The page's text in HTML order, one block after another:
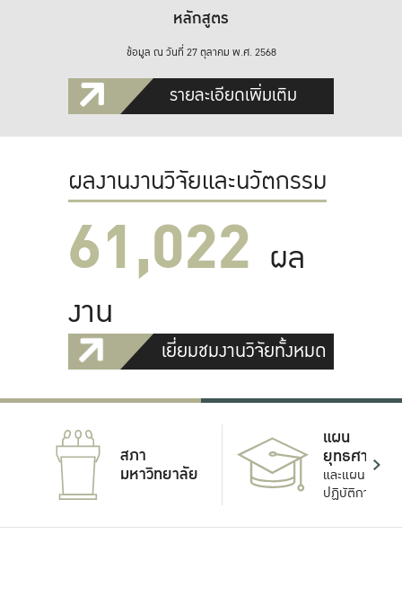
หลักสูตร
ข้อมูล ณ วันที่ 27 ตุลาคม พ.ศ. 2568
รายละเอียดเพิ่มเติม
ผลงานงานวิจัยและนวัตกรรม
61,022 ผล
งาน
เยี่ยมชมงานวิจัยทั้งหมด
สภา
มหาวิทยาลัย
แผน
ยุทธศาสตร์
และแผน
ปฏิบัติการ